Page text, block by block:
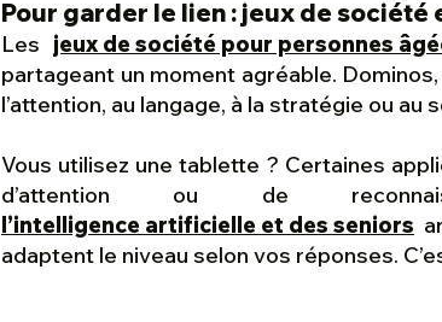
Pour garder le lien : jeux de
Les jeux de société pour personnes
partageant un moment agréable.
l’attention, au langage, à la stratégie ou au
Vous utilisez une tablette ? Certaines
d’attention ou de
l’intelligence artificielle et des seniors
adaptent le niveau selon vos réponses.